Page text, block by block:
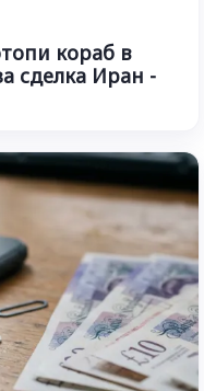
кораб в
сделка Иран -